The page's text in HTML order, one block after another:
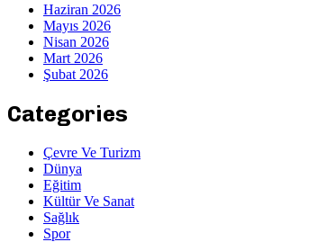
Haziran 2026
Mayıs 2026
Nisan 2026
Mart 2026
Şubat 2026
Categories
Çevre Ve Turizm
Dünya
Eğitim
Kültür Ve Sanat
Sağlık
Spor